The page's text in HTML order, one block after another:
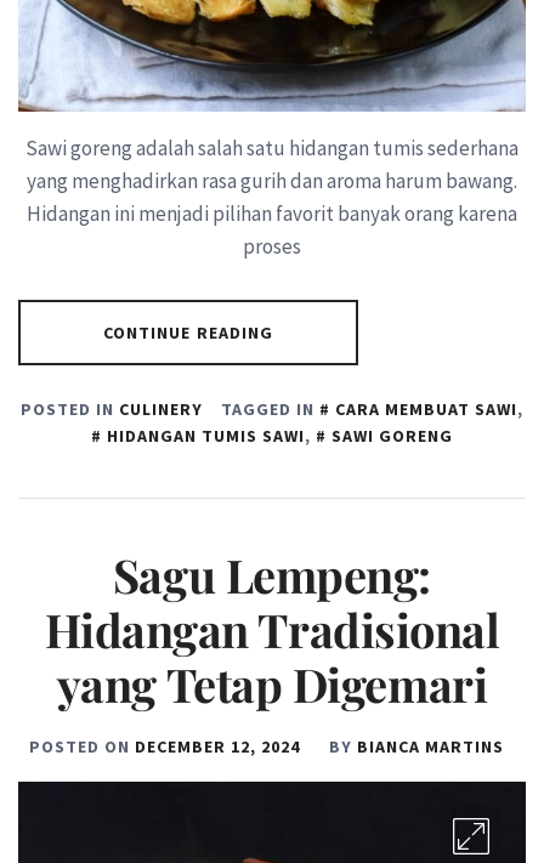
Sawi goreng adalah salah satu hidangan tumis sederhana
yang menghadirkan rasa gurih dan aroma harum bawang.
Hidangan ini menjadi pilihan favorit banyak orang karena
proses
CONTINUE READING
POSTED IN CULINERY TAGGED IN CARA MEMBUAT SAWI,
HIDANGAN TUMIS SAWI, SAWI GORENG
Sagu Lempeng:
Hidangan Tradisional
yang Tetap Digemari
POSTED ON DECEMBER 12, 2024 BY BIANCA MARTINS